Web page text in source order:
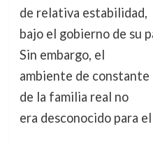
de relativa estabilidad,
bajo el gobierno de su
Sin embargo, el
ambiente de
de la familia real no
era desconocido para